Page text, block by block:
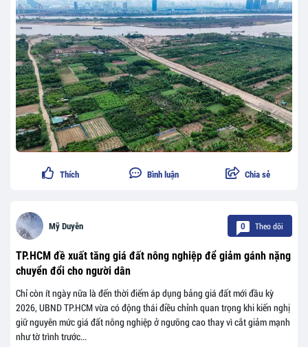
Thích Bình luận Chia sẻ
Mỹ Duyên 0 Theo dõi
TP.HCM đề xuất tăng giá đất nông nghiệp để giảm gánh nặng
chuyển đổi cho người dân
Chỉ còn ít ngày nữa là đến thời điểm áp dụng bảng giá đất mới đầu kỳ
2026, UBND TP.HCM vừa có động thái điều chỉnh quan trọng khi kiến nghị
giữ nguyên mức giá đất nông nghiệp ở ngưỡng cao thay vì cắt giảm mạnh
như tờ trình trước...